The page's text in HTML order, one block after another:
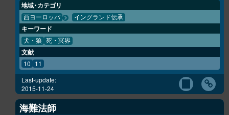
地域・カテゴリ
西ヨーロッパ イングランド伝承
キーワード
犬・狼 死・冥界
文献
10 11
Last-update:
2015-11-24
海難法師